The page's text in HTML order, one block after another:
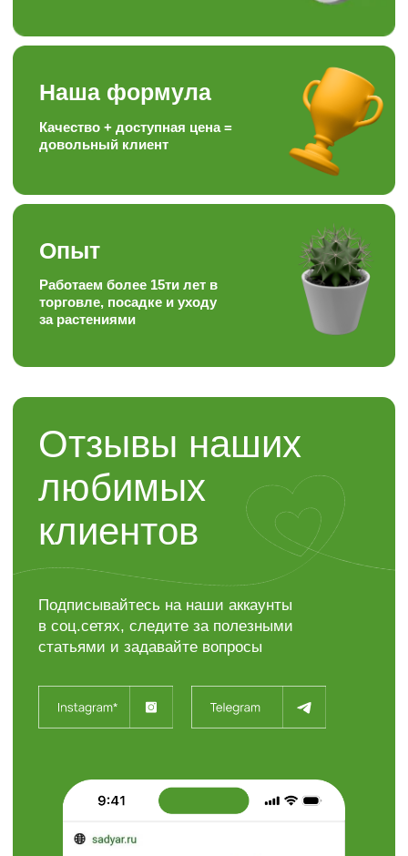
Контакты
“ЯР”Садовый центр
Белгородский район,
с. Таврово (Мкр. Таврово-1),
Пн-Вс 08:00 - 18:00